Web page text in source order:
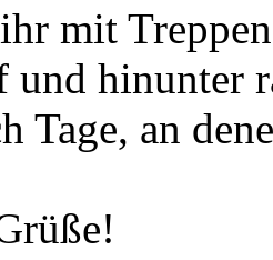
mit
und hinunter
Tage, an